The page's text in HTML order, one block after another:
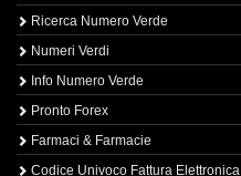
Ricerca Numero Verde
Numeri Verdi
Info Numero Verde
Pronto Forex
Farmaci & Farmacie
Codice Univoco Fattura Elettronica